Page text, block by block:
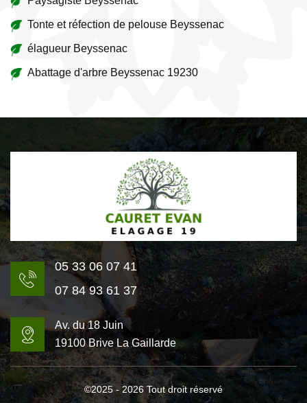
Tonte et réfection de pelouse Beyssenac
élagueur Beyssenac
Abattage d'arbre Beyssenac 19230
05 33 06 07 41
07 84 93 61 37
Av. du 18 Juin
19100 Brive La Gaillarde
©2025 - 2026 Tout droit réservé